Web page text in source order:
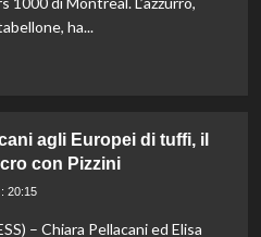
ha...
agli Europei di tuffi, il
con Pizzini
20:15
– Chiara Pellacani ed Elisa